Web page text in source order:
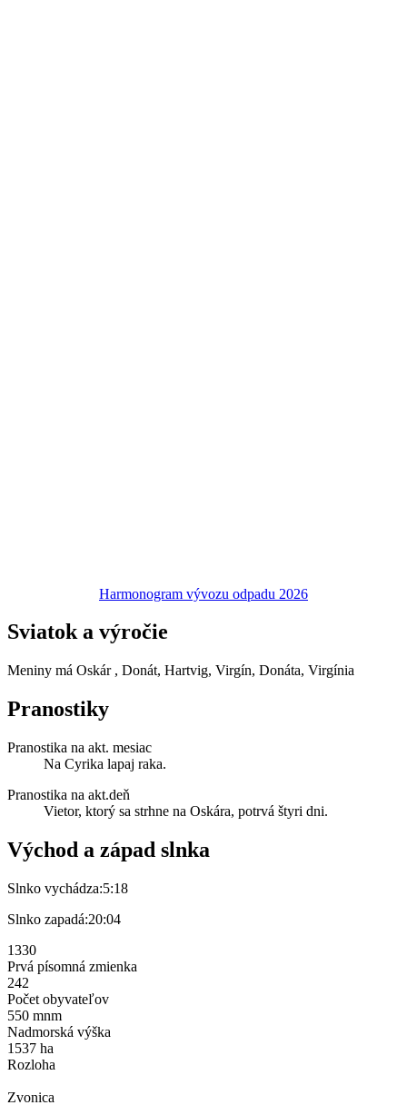
Harmonogram vývozu odpadu 2026
Sviatok a výročie
Meniny má Oskár , Donát, Hartvig, Virgín, Donáta, Virgínia
Pranostiky
Pranostika na akt. mesiac
Na Cyrika lapaj raka.
Pranostika na akt.deň
Vietor, ktorý sa strhne na Oskára, potrvá štyri dni.
Východ a západ slnka
Slnko vychádza:5:18
Slnko zapadá:20:04
1330
Prvá písomná zmienka
242
Počet obyvateľov
550 mnm
Nadmorská výška
1537 ha
Rozloha
Zvonica